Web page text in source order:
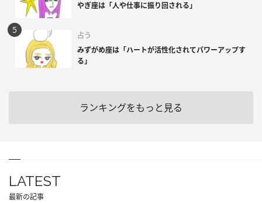
やぎ座は「人や仕事に振り回される」
占う
みずがめ座は「ハートが活性化されてパワーアップす
る」
ランキングをもっと見る
LATEST
最新の記事